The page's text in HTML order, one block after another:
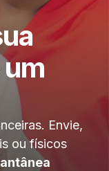
Envie,
ou físicos